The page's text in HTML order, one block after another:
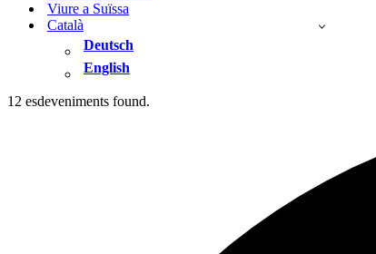
Viure a Suïssa
Català
Deutsch
English
12 esdeveniments found.